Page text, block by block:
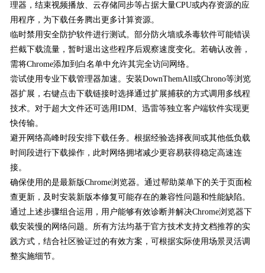
理器，结束视频播放、云存储同步等占据大量CPU或内存资源的应
用程序，为下载任务腾出更多计算资源。
临时禁用安全防护软件进行测试。部分防火墙或杀毒软件可能错误
拦截下载流量，暂时退出这些程序后观察速度变化。若确认改善，
需将Chrome添加到白名单中允许其完全访问网络。
尝试使用专业下载管理器加速。安装DownThemAll或Chrono等浏览
器扩展，右键点击下载链接时选择通过扩展捕获的方式调用多线程
技术。对于超大文件还可选用IDM、迅雷等独立客户端软件实现更
快传输。
避开网络高峰时段安排下载任务。根据经验选择夜间或其他低负载
时间段进行下载操作，此时网络拥堵减少更容易获得稳定高速连
接。
确保使用的是最新版Chrome浏览器。通过帮助菜单下的关于页面检
查更新，及时安装新版本修复可能存在的兼容性问题和性能缺陷。
通过上述步骤组合运用，用户能够有效诊断并解决Chrome浏览器下
载安装慢的网络问题。所有方法均基于官方技术支持文档推荐的实
践方式，结合社区验证过的有效方案，可根据实际使用场景灵活调
整实施细节。